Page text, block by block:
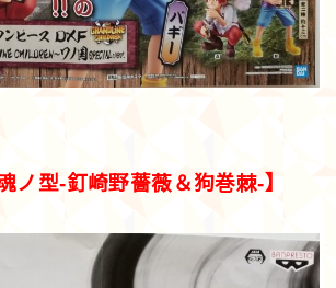
ノ型-釘崎野薔薇＆狗巻棘-】